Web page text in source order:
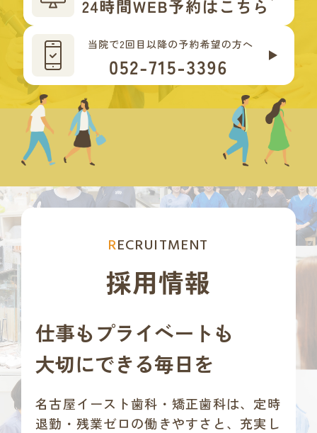
RECRUITMENT
採用情報
仕事もプライベートも
大切にできる毎日を
名古屋イースト歯科・矯正歯科は、 定時
退勤・残業ゼロの働きやすさと、充実し